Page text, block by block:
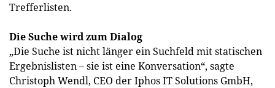
Trefferlisten.
Die Suche wird zum Dialog
„Die Suche ist nicht länger ein Suchfeld mit statischen
Ergebnislisten – sie ist eine Konversation“, sagte
Christoph Wendl, CEO der Iphos IT Solutions GmbH,